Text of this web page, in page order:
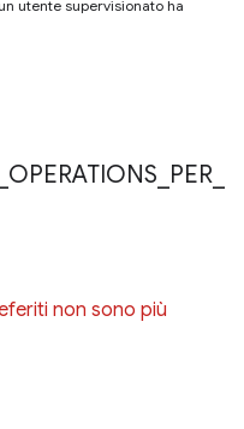
utente supervisionato ha
OPERATIONS PER
non sono più